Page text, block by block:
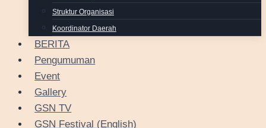
Struktur Organisasi
Koordinator Daerah
BERITA
Pengumuman
Event
Gallery
GSN TV
GSN Festival (English)